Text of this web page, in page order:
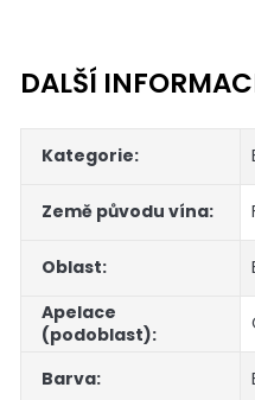
DALŠÍ
Kategorie:
Země původu vína:
Oblast:
Apelace
(podoblast):
Barva: